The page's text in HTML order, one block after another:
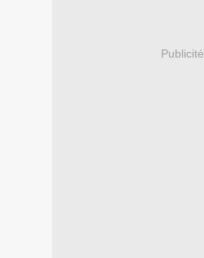
Publicité